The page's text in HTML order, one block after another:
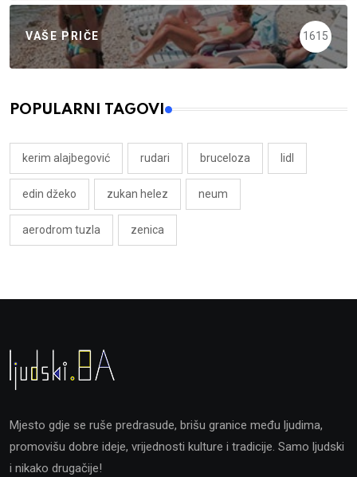
VAŠE PRIČE 1615
POPULARNI TAGOVI
kerim alajbegović rudari bruceloza lidl
edin džeko zukan helez neum
aerodrom tuzla zenica
Mjesto gdje se ruše predrasude, brišu granice među ljudima,
promovišu dobre ideje, vrijednosti kulture i tradicije. Samo ljudski
i nikako drugačije!